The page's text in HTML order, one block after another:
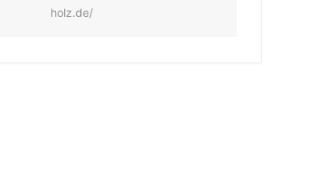
holz.de/